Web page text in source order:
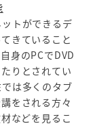
トができるデ
きていること
身のPCでDVD
りとされてい
は多くのタブ
をされる方々
などを見るこ